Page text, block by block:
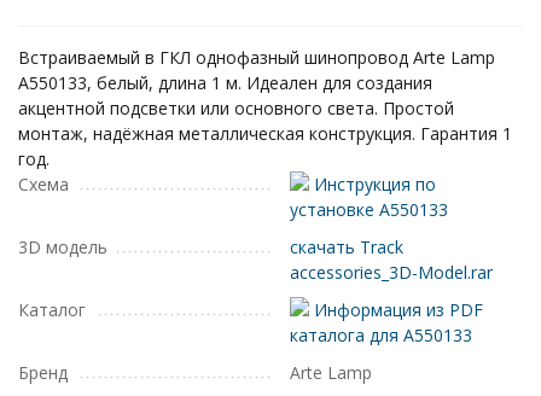
Встраиваемый в ГКЛ однофазный шинопровод Arte Lamp
A550133, белый, длина 1 м. Идеален для создания
акцентной подсветки или основного света. Простой
монтаж, надёжная металлическая конструкция. Гарантия 1
год.
Схема
Инструкция по
установке A550133
3D модель
скачать Track
accessories_3D-Model.rar
Каталог
Информация из PDF
каталога для A550133
Бренд
Arte Lamp